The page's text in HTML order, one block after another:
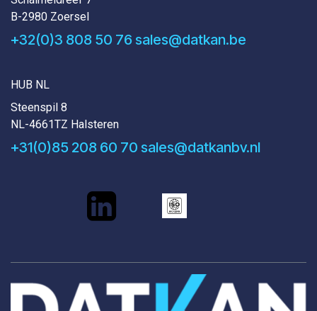
B-2980 Zoersel
+32(0)3 808 50 76 sales@datkan.be
HUB NL
Steenspil 8
NL-4661TZ Halsteren
+31(0)85 208 60 70 sales@datkanbv.nl